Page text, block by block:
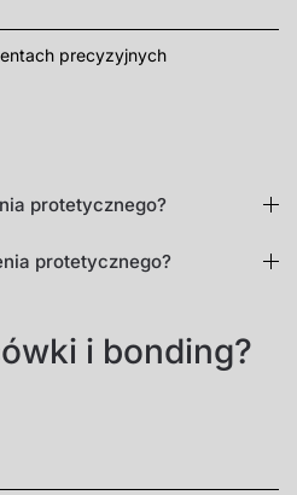
precyzyjnych
protetycznego?
protetycznego?
i bonding?